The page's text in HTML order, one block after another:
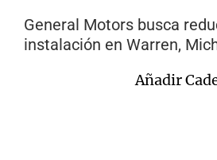
General Motors busca
instalación en Warren,
Añadir